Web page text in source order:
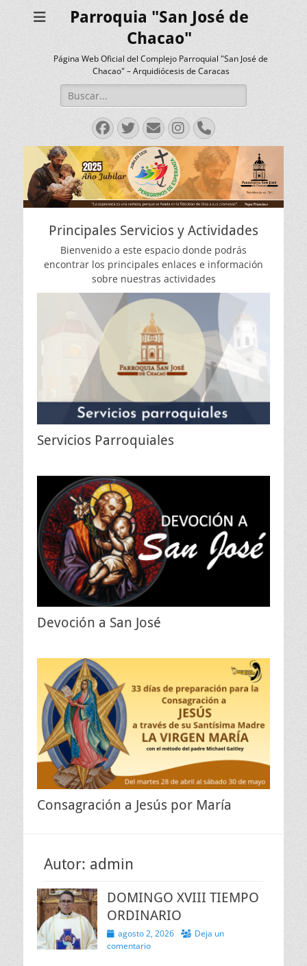
Parroquia "San José de
Chacao"
Página Web Oficial del Complejo Parroquial "San José de
Chacao" – Arquidiócesis de Caracas
Buscar:
Facebook
Twitter
Correo
electrónico
Instagram
Teléfono
Principales Servicios y Actividades
Bienvenido a este espacio donde podrás
encontrar los principales enlaces e información
sobre nuestras actividades
Servicios Parroquiales
Devoción a San José
Consagración a Jesús por María
Autor: admin
DOMINGO XVIII TIEMPO
ORDINARIO
Publicado
el
agosto 2, 2026
Deja un
comentario